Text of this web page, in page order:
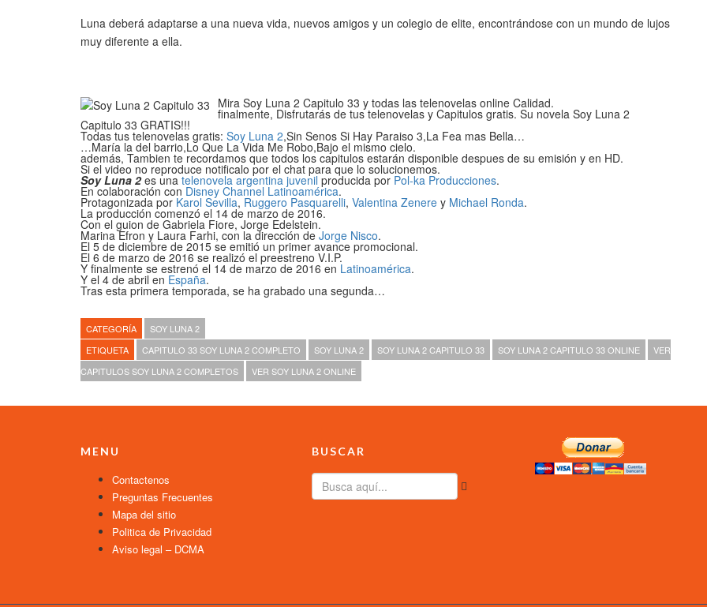
Luna deberá adaptarse a una nueva vida, nuevos amigos y un colegio de elite, encontrándose con un mundo de lujos
muy diferente a ella.
Mira Soy Luna 2 Capitulo 33 y todas las telenovelas online Calidad.
finalmente, Disfrutarás de tus telenovelas y Capitulos gratis. Su novela Soy Luna 2
Capitulo 33 GRATIS!!!
Todas tus telenovelas gratis: Soy Luna 2,Sin Senos Si Hay Paraiso 3,La Fea mas Bella…
…María la del barrio,Lo Que La Vida Me Robo,Bajo el mismo cielo.
además, Tambien te recordamos que todos los capitulos estarán disponible despues de su emisión y en HD.
Si el video no reproduce notificalo por el chat para que lo solucionemos.
Soy Luna 2es una telenovela argentina juvenil producida por Pol-ka Producciones.
En colaboración con Disney Channel Latinoamérica.
Protagonizada por Karol Sevilla, Ruggero Pasquarelli, Valentina Zenere y Michael Ronda.
La producción comenzó el 14 de marzo de 2016.
Con el guion de Gabriela Fiore, Jorge Edelstein.
Marina Efron y Laura Farhi, con la dirección de Jorge Nisco.
El 5 de diciembre de 2015 se emitió un primer avance promocional.
El 6 de marzo de 2016 se realizó el preestreno V.I.P.
Y finalmente se estrenó el 14 de marzo de 2016 en Latinoamérica.
Y el 4 de abril en España.
Tras esta primera temporada, se ha grabado una segunda…
CATEGORÍA
SOY LUNA 2
ETIQUETA
CAPITULO 33 SOY LUNA 2 COMPLETO SOY LUNA 2 SOY LUNA 2 CAPITULO 33 SOY LUNA 2 CAPITULO 33 ONLINE
VER
CAPITULOS SOY LUNA 2 COMPLETOS
VER SOY LUNA 2 ONLINE
MENU
Contactenos
Preguntas Frecuentes
Mapa del sitio
Politica de Privacidad
Aviso legal – DCMA
BUSCAR